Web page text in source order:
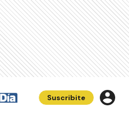
Suscribite